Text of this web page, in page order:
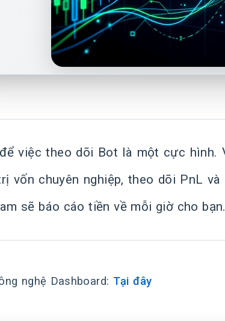
việc theo dõi Bot là một cực hình.
vốn chuyên nghiệp, theo dõi PnL
sẽ báo cáo tiền về mỗi giờ cho bạn.
nghệ Dashboard: Tại đây